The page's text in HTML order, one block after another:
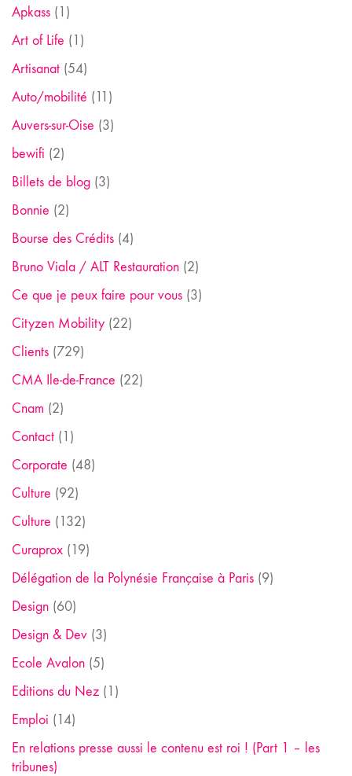
Apkass (1)
Art of Life (1)
Artisanat (54)
Auto/mobilité (11)
Auvers-sur-Oise (3)
bewifi (2)
Billets de blog (3)
Bonnie (2)
Bourse des Crédits (4)
Bruno Viala / ALT Restauration (2)
Ce que je peux faire pour vous (3)
Cityzen Mobility (22)
Clients (729)
CMA Ile-de-France (22)
Cnam (2)
Contact (1)
Corporate (48)
Culture (92)
Culture (132)
Curaprox (19)
Délégation de la Polynésie Française à Paris (9)
Design (60)
Design & Dev (3)
Ecole Avalon (5)
Editions du Nez (1)
Emploi (14)
En relations presse aussi le contenu est roi ! (Part 1 – les
tribunes)